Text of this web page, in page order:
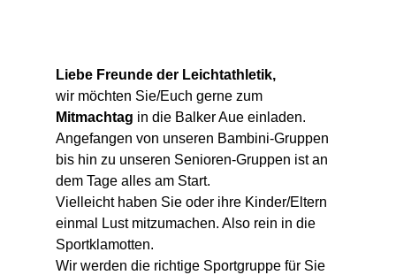
Liebe Freunde der Leichtathletik,
wir möchten Sie/Euch gerne zum
Mitmachtag in die Balker Aue einladen.
Angefangen von unseren Bambini-Gruppen
bis hin zu unseren Senioren-Gruppen ist an
dem Tage alles am Start.
Vielleicht haben Sie oder ihre Kinder/Eltern
einmal Lust mitzumachen. Also rein in die
Sportklamotten.
Wir werden die richtige Sportgruppe für Sie